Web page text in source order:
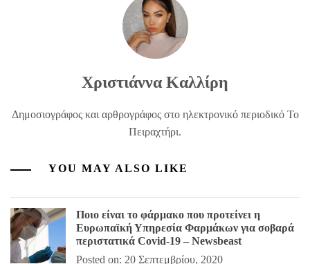
Χριστιάννα Καλλίρη
Δημοσιογράφος και αρθρογράφος στο ηλεκτρονικό περιοδικό Το
Πειραχτήρι.
YOU MAY ALSO LIKE
Ποιο είναι το φάρμακο που προτείνει η
Ευρωπαϊκή Υπηρεσία Φαρμάκων για σοβαρά
περιστατικά Covid-19 – Newsbeast
Posted on: 20 Σεπτεμβρίου, 2020